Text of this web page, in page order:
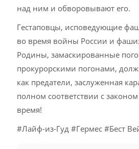
над ним и обворовывают его.
Гестаповцы, исповедующие
во время войны России и
Родины, замаскированные
прокурорскими погонами,
как предатели, заслуженная
полном соответствии с
время!
#Лайф-из-Гуд #Гермес #Бест